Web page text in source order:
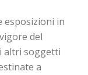
esposizioni in
del
altri soggetti
a